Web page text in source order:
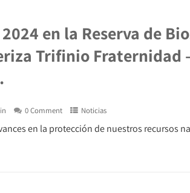
en la Reserva de
Trifinio Fraternidad
0 Comment Noticias
en la protección de nuestros recursos